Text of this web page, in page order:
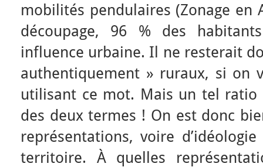
mobilités pendulaires (Zonage en
découpage, 96 % des
influence urbaine. Il ne resterait
authentiquement » ruraux, si on
utilisant ce mot. Mais un tel ratio
des deux termes ! On est donc
représentations, voire
territoire. À quelles